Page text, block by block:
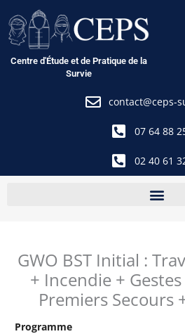
au
contenu
Centre d'Étude et de Pratique de la
Survie
contact@ceps-
07 64 88
02 40 61
GWO BST Initial :
+ Incendie +
Premiers Secours
Programme